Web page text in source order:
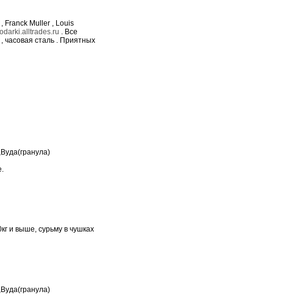
Franck Muller , Louis
. Все
часовая сталь . Приятных
и выше, сурьму в чушках